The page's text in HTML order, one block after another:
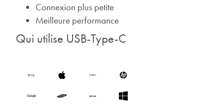
Connexion plus petite
Meilleure performance
Qui utilise USB-Type-C